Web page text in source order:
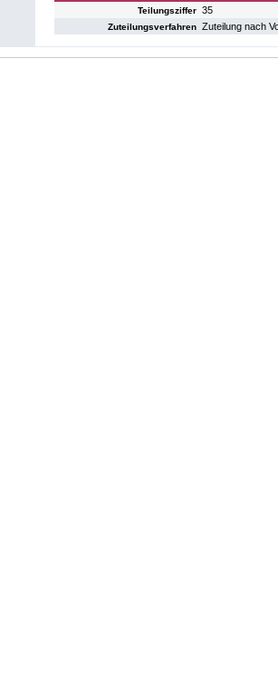
Teilungsziffer 35
Zuteilungsverfahren Zuteilung nach